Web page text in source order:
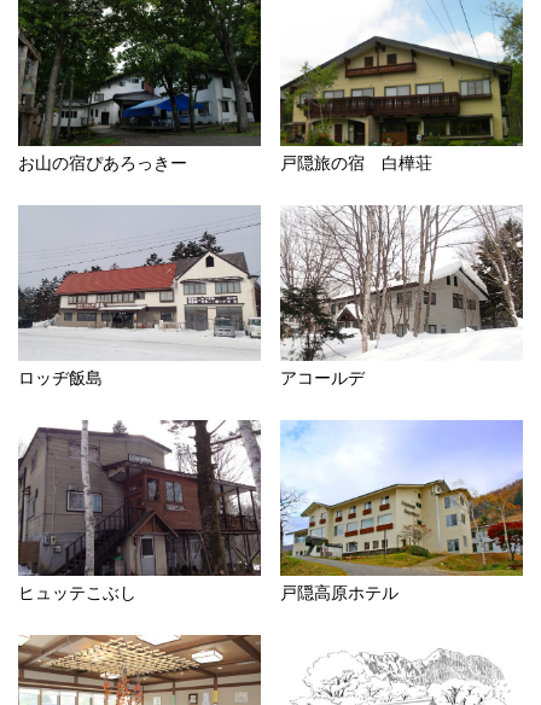
お山の宿ぴあろっきー 戸隠旅の宿 白樺荘
ロッヂ飯島 アコールデ
ヒュッテこぶし 戸隠高原ホテル